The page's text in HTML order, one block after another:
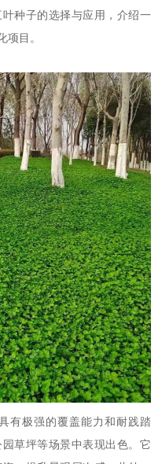
种子的选择与应用，介绍一
项目。
有极强的覆盖能力和耐践踏
草坪等场景中表现出色。它